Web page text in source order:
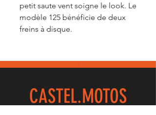
petit saute vent soigne le look. Le
modèle 125 bénéficie de deux
freins à disque.
CASTEL.MOTOS